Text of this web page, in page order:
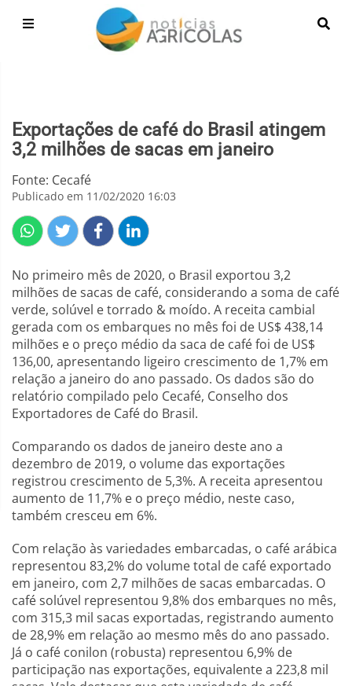
Exportações de café do Brasil atingem
3,2 milhões de sacas em janeiro
Fonte: Cecafé
Publicado em 11/02/2020 16:03
No primeiro mês de 2020, o Brasil exportou 3,2
milhões de sacas de café, considerando a soma de café
verde, solúvel e torrado & moído. A receita cambial
gerada com os embarques no mês foi de US$ 438,14
milhões e o preço médio da saca de café foi de US$
136,00, apresentando ligeiro crescimento de 1,7% em
relação a janeiro do ano passado. Os dados são do
relatório compilado pelo Cecafé, Conselho dos
Exportadores de Café do Brasil.
Comparando os dados de janeiro deste ano a
dezembro de 2019, o volume das exportações
registrou crescimento de 5,3%. A receita apresentou
aumento de 11,7% e o preço médio, neste caso,
também cresceu em 6%.
Com relação às variedades embarcadas, o café arábica
representou 83,2% do volume total de café exportado
em janeiro, com 2,7 milhões de sacas embarcadas. O
café solúvel representou 9,8% dos embarques no mês,
com 315,3 mil sacas exportadas, registrando aumento
de 28,9% em relação ao mesmo mês do ano passado.
Já o café conilon (robusta) representou 6,9% de
participação nas exportações, equivalente a 223,8 mil